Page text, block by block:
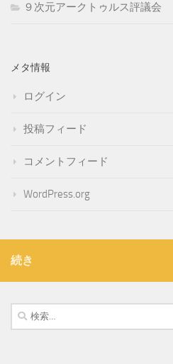
９次元アークトゥルス評議会
メタ情報
ログイン
投稿フィード
コメントフィード
WordPress.org
続き
検
索: